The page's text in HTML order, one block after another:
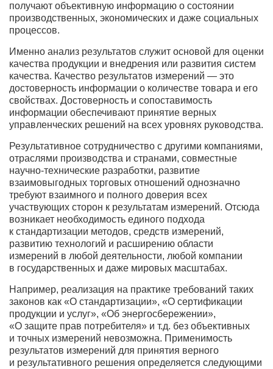
получают объективную информацию о состоянии
производственных, экономических и даже социальных
процессов.
Именно анализ результатов служит основой для оценки
качества продукции и внедрения или развития систем
качества. Качество результатов измерений — это
достоверность информации о количестве товара и его
свойствах. Достоверность и сопоставимость
информации обеспечивают принятие верных
управленческих решений на всех уровнях руководства.
Результативное сотрудничество с другими компаниями,
отраслями производства и странами, совместные
научно-технические разработки, развитие
взаимовыгодных торговых отношений однозначно
требуют взаимного и полного доверия всех
участвующих сторон к результатам измерений. Отсюда
возникает необходимость единого подхода
к стандартизации методов, средств измерений,
развитию технологий и расширению области
измерений в любой деятельности, любой компании
в государственных и даже мировых масштабах.
Например, реализация на практике требований таких
законов как «О стандартизации», «О сертификации
продукции и услуг», «Об энергосбережении»,
«О защите прав потребителя» и т.д. без объективных
и точных измерений невозможна. Применимость
результатов измерений для принятия верного
и результативного решения определяется следующими